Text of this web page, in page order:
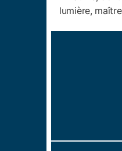
lumière,